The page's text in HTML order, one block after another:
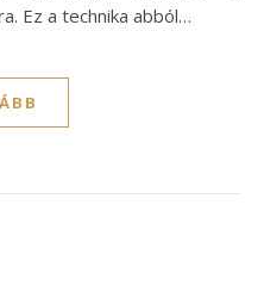
Ez a technika abból…